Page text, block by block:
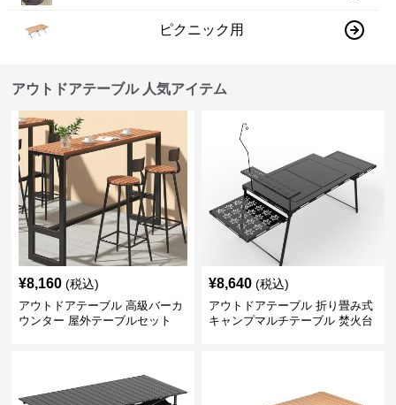
ピクニック用
アウトドアテーブル 人気アイテム
¥8,160 (税込)
アウトドアテーブル 高級バーカ
ウンター 屋外テーブルセット
¥8,640 (税込)
アウトドアテーブル 折り畳み式
キャンプマルチテーブル 焚火台